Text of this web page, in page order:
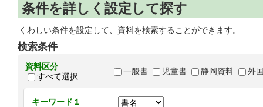
条件を詳しく設定して探す
くわしい条件を設定して、資料を検索することができます。
検索条件
資料区分
すべて選択
一般書 児童書 静岡資料 外
キーワード１